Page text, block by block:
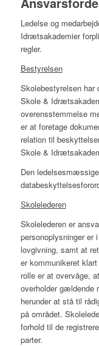
Ledelse og
Idrætsakademier
regler.
Bestyrelsen
Skolebestyrelsen har
Skole &
overensstemmelse
er at foretage
relation til
Skole &
Den
Skolelederen
Skolelederen er
personoplysninger er
lovgivning, samt at
er kommunikeret
rolle er at overvåge,
overholder gældende
herunder at stå til
på området.
forhold til de
parter.